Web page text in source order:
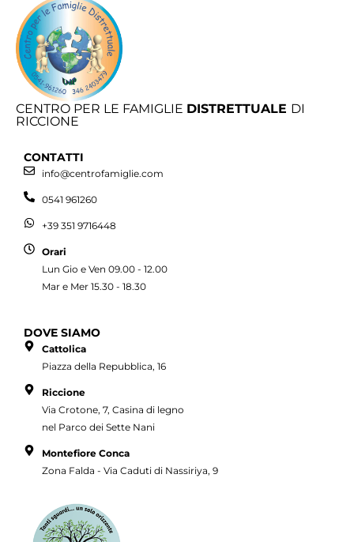
CENTRO PER LE FAMIGLIE DISTRETTUALE DI
RICCIONE
CONTATTI
info@centrofamiglie.com
0541 961260
+39 351 9716448
Orari
Lun Gio e Ven 09.00 - 12.00
Mar e Mer 15.30 - 18.30
DOVE SIAMO
Cattolica
Piazza della Repubblica, 16
Riccione
Via Crotone, 7, Casina di legno
nel Parco dei Sette Nani
Montefiore Conca
Zona Falda - Via Caduti di Nassiriya, 9